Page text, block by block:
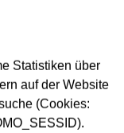
Statistiken über
auf der Website
(Cookies: